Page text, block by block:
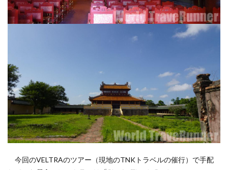
今回のVELTRAのツアー（現地のTNKトラベルの催行）で手配